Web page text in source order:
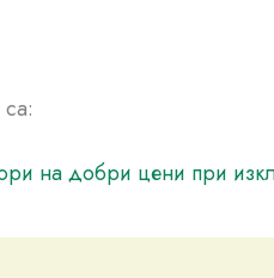
на добри цени при